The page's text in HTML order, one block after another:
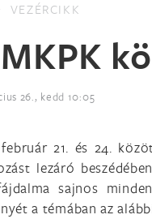
VEZÉRCIKK
26., kedd 10:05
21. és 24.
lezáró
sajnos
a témában az